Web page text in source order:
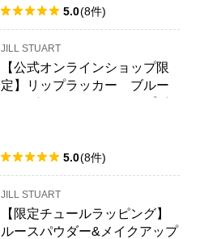
5.0(8件)
JILL STUART
【公式オンラインショップ限
定】リップラッカー ブルー
5.0(8件)
JILL STUART
【限定チュールラッピング】
ルースパウダー&メイクアップ